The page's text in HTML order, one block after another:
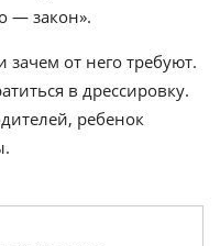
— закон».
от него требуют.
в дрессировку.
ребенок